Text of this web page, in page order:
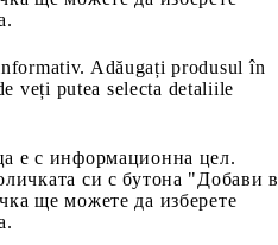
Adăugați produsul în
veți putea selecta detaliile
е с информационна цел.
си с бутона "Добави в
ще можете да изберете